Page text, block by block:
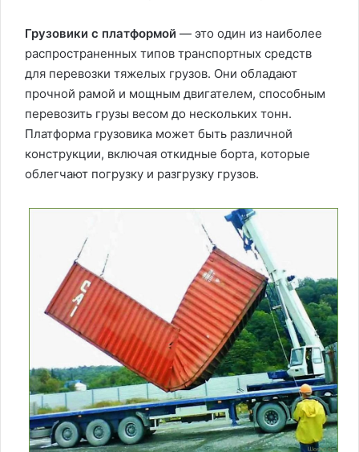
Грузовики с платформой — это один из наиболее
распространенных типов транспортных средств
для перевозки тяжелых грузов. Они обладают
прочной рамой и мощным двигателем, способным
перевозить грузы весом до нескольких тонн.
Платформа грузовика может быть различной
конструкции, включая откидные борта, которые
облегчают погрузку и разгрузку грузов.